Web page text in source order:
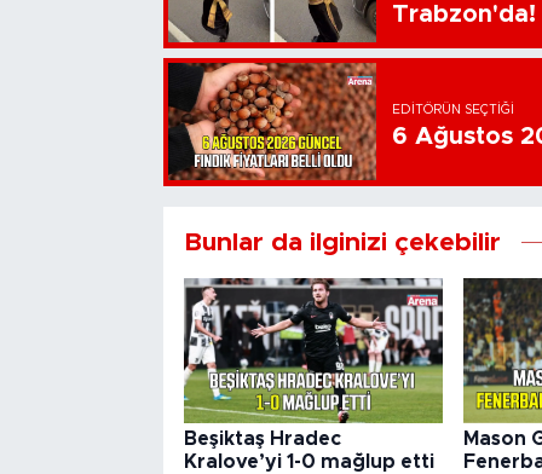
Trabzon'da!
EDITÖRÜN SEÇTIĞI
6 Ağustos
Bunlar da ilginizi çekebilir
Beşiktaş Hradec
Kralove’yi 1-0 mağlup etti
Mason